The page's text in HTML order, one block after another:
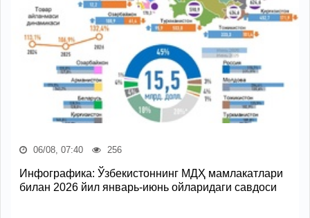
06/08, 07:40 256
Инфографика: Ўзбекистоннинг МДҲ мамлакатлари
билан 2026 йил январь-июнь ойларидаги савдоси